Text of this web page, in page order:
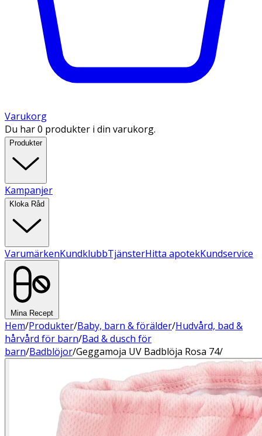
Varukorg
Du har 0 produkter i din varukorg.
Produkter
Kampanjer
Kloka Råd
VarumärkenKundklubbTjänsterHitta apotekKundservice
Mina Recept
Hem/Produkter/Baby, barn & förälder/Hudvård, bad &
hårvård för barn/Bad & dusch för
barn/Badblöjor/Geggamoja UV Badblöja Rosa 74/